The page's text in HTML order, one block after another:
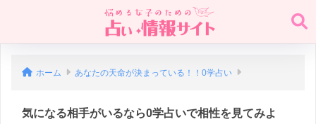
ホーム あなたの天命が決まっている！！0学占い
気になる相手がいるなら0学占いで相性を見てみよ